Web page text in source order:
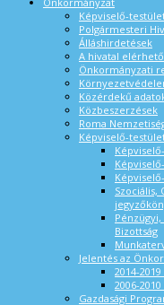
Képviselő-
Polgármesteri
Álláshirdetések
A hivatal
Önkormányzati
Közérdekű
Közbeszerzések
Roma
Képviselő-
Szociális,
Bizottság
Jelentés az
2014-
2006-
Gazdasági